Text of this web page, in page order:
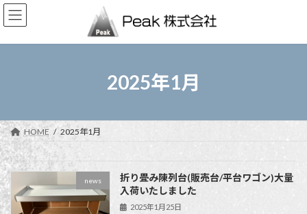
コ
ン
ン
プ
ナ
ビ
ー
動
2025年1月
HOME 2025年1月
news
折り畳み陳列台(販売台/平台ワゴン)大量
入荷いたしました
2025年1月25日